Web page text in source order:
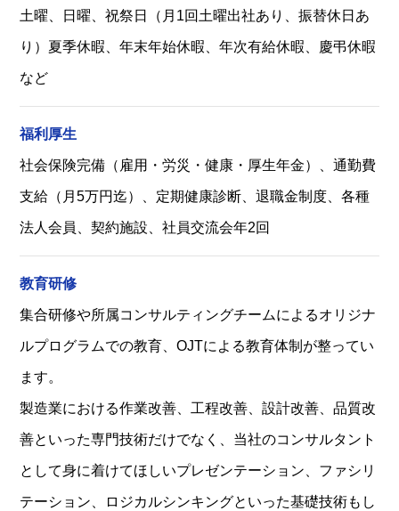
土曜、日曜、祝祭日（月1回土曜出社あり、振替休日あ
り）夏季休暇、年末年始休暇、年次有給休暇、慶弔休暇
など
福利厚生
社会保険完備（雇用・労災・健康・厚生年金）、通勤費
支給（月5万円迄）、定期健康診断、退職金制度、各種
法人会員、契約施設、社員交流会年2回
教育研修
集合研修や所属コンサルティングチームによるオリジナ
ルプログラムでの教育、OJTによる教育体制が整ってい
ます。
製造業における作業改善、工程改善、設計改善、品質改
善といった専門技術だけでなく、当社のコンサルタント
として身に着けてほしいプレゼンテーション、ファシリ
テーション、ロジカルシンキングといった基礎技術もし